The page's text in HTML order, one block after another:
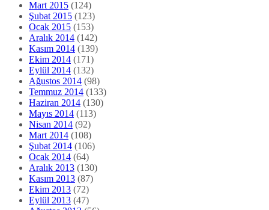
Mart 2015 (124)
Şubat 2015 (123)
Ocak 2015 (153)
Aralık 2014 (142)
Kasım 2014 (139)
Ekim 2014 (171)
Eylül 2014 (132)
Ağustos 2014 (98)
Temmuz 2014 (133)
Haziran 2014 (130)
Mayıs 2014 (113)
Nisan 2014 (92)
Mart 2014 (108)
Şubat 2014 (106)
Ocak 2014 (64)
Aralık 2013 (130)
Kasım 2013 (87)
Ekim 2013 (72)
Eylül 2013 (47)